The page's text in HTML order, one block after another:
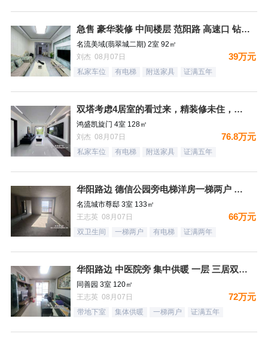
急售 豪华装修 中间楼层 范阳路 高速口 钻石广场
名流美域(翡翠城二期) 2室 92㎡
刘杰 08月07日
39万元
私家车位 有电梯 附送家具 证满五年
双塔考虑4居室的看过来，精装修未住，拎包入住，看房随时
鸿盛凯旋门 4室 128㎡
刘杰 08月07日
76.8万元
私家车位 有电梯 附送家具 证满五年
华阳路边 德信公园旁电梯洋房一梯两户 三居双卫 66万！
名流城市尊邸 3室 133㎡
王志英 08月07日
66万元
双卫生间 一梯两户 有电梯 证满两年
华阳路边 中医院旁 集中供暖 一层 三居双卫72万
同善园 3室 120㎡
王志英 08月07日
72万元
带地下室 集体供暖 一梯两户 证满五年